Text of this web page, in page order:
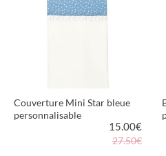
Couverture Mini Star bleue
personnalisable
15.00€
27.50€